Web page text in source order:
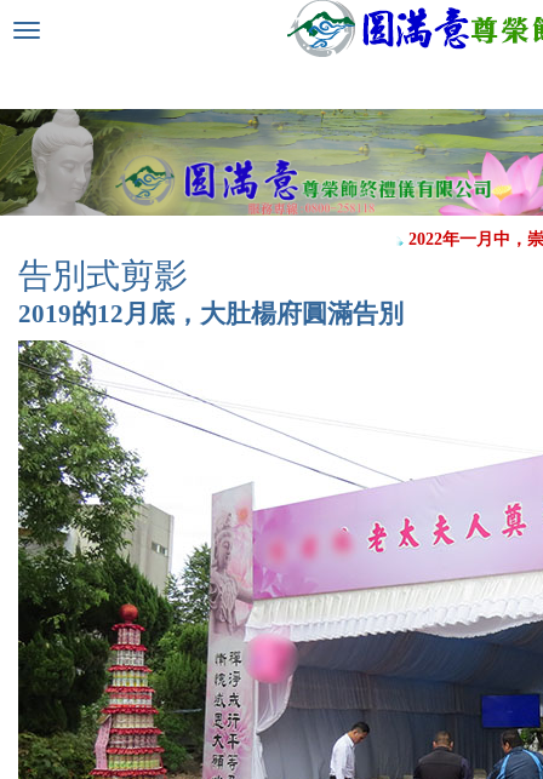
選
換
2022年一月中，崇
告別式剪影
2019的12月底，大肚楊府圓滿告別